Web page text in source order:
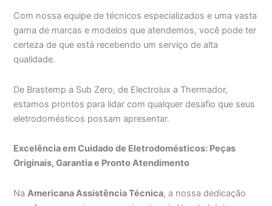
Com nossa equipe de técnicos especializados e uma vasta
gama de marcas e modelos que atendemos, você pode ter
certeza de que está recebendo um serviço de alta
qualidade.
De Brastemp a Sub Zero, de Electrolux a Thermador,
estamos prontos para lidar com qualquer desafio que seus
eletrodomésticos possam apresentar.
Excelência em Cuidado de Eletrodomésticos: Peças
Originais, Garantia e Pronto Atendimento
NaAmericana Assistência Técnica, a nossa dedicação